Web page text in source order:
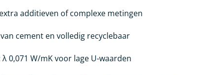
additieven of complexe metingen
cement en volledig recyclebaar
λ 0,071 W/mK voor lage U-waarden